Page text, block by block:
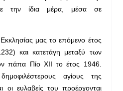
την ίδια μέρα, μέσα σε
μας το επόμενο έτος
και κατετάγη μεταξύ των
πάπα Πίο ΧΙΙ το έτος 1946.
αγίους της
οι ευλαβείς του προέρχονται